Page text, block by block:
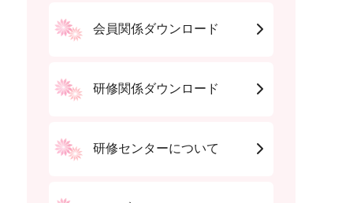
会員関係ダウンロード
研修関係ダウンロード
研修センターについて